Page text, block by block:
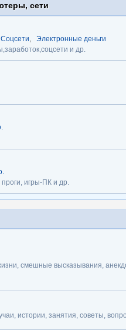
сети
Соцсети,
Электронные деньги
и др.
игры-ПК и др.
смешные высказывания,
истории, занятия, советы,